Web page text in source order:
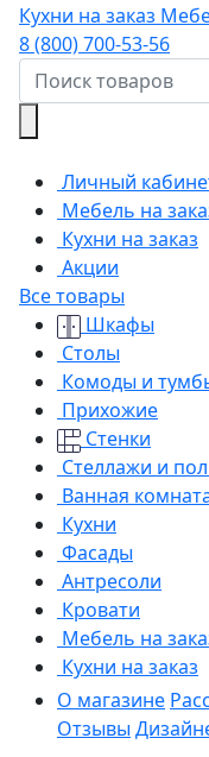
Кухни на заказ
8 (800) 700-53-56
Личный
Мебель на
Кухни на заказ
Акции
Все товары
Шкафы
Столы
Комоды и
Прихожие
Стенки
Стеллажи и
Ванная
Кухни
Фасады
Антресоли
Кровати
Мебель на
Кухни на заказ
О магазине
Отзывы